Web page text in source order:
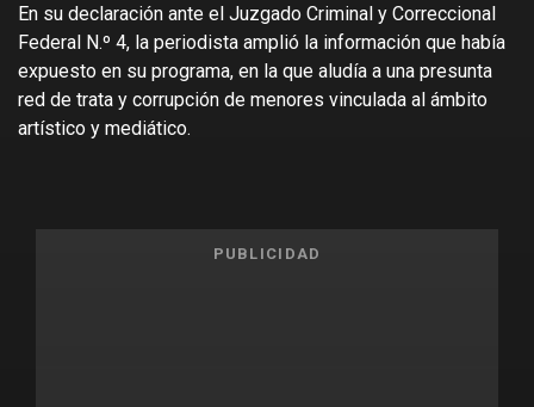
En su declaración ante el Juzgado Criminal y Correccional
Federal N.º 4, la periodista amplió la información que había
expuesto en su programa, en la que aludía a una presunta
red de trata y corrupción de menores vinculada al ámbito
artístico y mediático.
PUBLICIDAD